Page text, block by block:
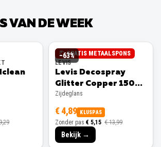
VAN DE WEEK
−63%
GRATIS METAALSPONS
LEVIS
Levis Decospray
Glitter Copper 150ml
Zijdeglans
Zijdeglans
€ 4,89 KLUSPAS
Zonder pas € 5,15 € 13,99
Bekijk →